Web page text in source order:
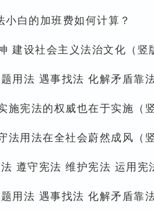
白的加班费如何计算？
建设社会主义法治文化（竖
用法 遇事找法 化解矛盾靠
施宪法的权威也在于实施（
法用法在全社会蔚然成风（
遵守宪法 维护宪法 运用宪
用法 遇事找法 化解矛盾靠